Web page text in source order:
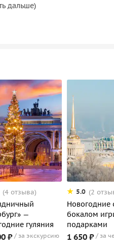
дальше)
(4 отзыва)
—
гуляния
₽ за экскурсию
5.0 (2
Новогодние
бокалом
подарками
1 650 ₽ за